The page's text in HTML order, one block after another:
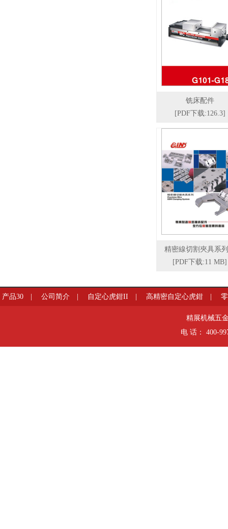
铣床配件
[PDF下载:126.3]
精密線切割夾具系
[PDF下载:11 MB]
产品30 |公司简介 自定心虎鉗II |高精密自定心虎鉗 |
HD
精展机械五
电 话： 400-